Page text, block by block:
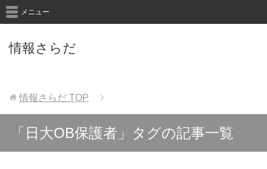
情報さらだ
メニュー
情報さらだ TOP
「日大OB保護者」タグの記事一覧